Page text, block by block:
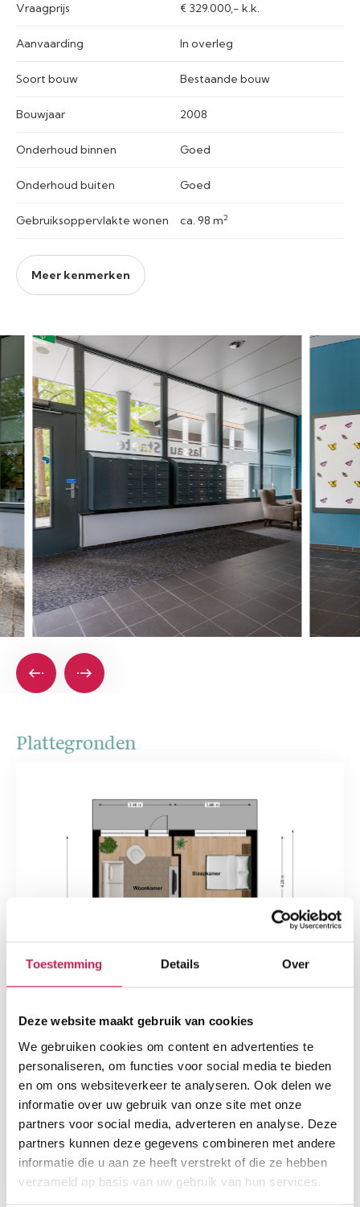
Toestemming Details Over
Deze website maakt gebruik van cookies
We gebruiken cookies om content en advertenties te
personaliseren, om functies voor social media te bieden
en om ons websiteverkeer te analyseren. Ook delen we
informatie over uw gebruik van onze site met onze
partners voor social media, adverteren en analyse. Deze
partners kunnen deze gegevens combineren met andere
informatie die u aan ze heeft verstrekt of die ze hebben
verzameld op basis van uw gebruik van hun services.
Vraagprijs € 329.000,- k.k.
Aanvaarding In overleg
Soort bouw Bestaande bouw
Bouwjaar 2008
Onderhoud binnen Goed
Onderhoud buiten Goed
Gebruiksoppervlakte wonen ca. 98 m2
Meer kenmerken
Plattegronden